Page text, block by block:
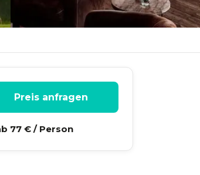
Preis anfragen
77 € / Person